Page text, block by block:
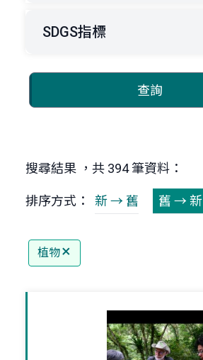
SDGS指標
查詢
搜尋結果 ，共 394 筆資料：
排序方式： 新 → 舊 舊 → 新
植物